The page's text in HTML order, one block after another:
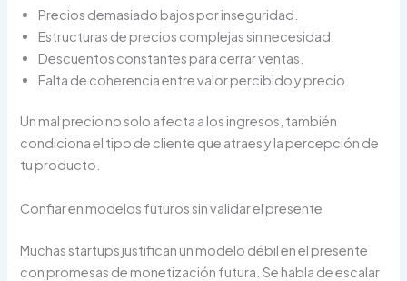
Precios demasiado bajos por inseguridad.
Estructuras de precios complejas sin necesidad.
Descuentos constantes para cerrar ventas.
Falta de coherencia entre valor percibido y precio.
Un mal precio no solo afecta a los ingresos, también
condiciona el tipo de cliente que atraes y la percepción de
tu producto.
Confiar en modelos futuros sin validar el presente
Muchas startups justifican un modelo débil en el presente
con promesas de monetización futura. Se habla de escalar